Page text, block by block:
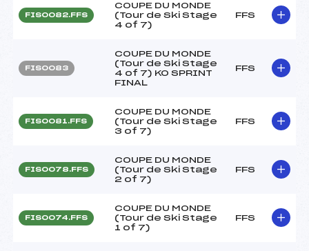
FIS0082.FFS
COUPE DU MONDE
(Tour de Ski Stage
4 of 7)
FFS
FIS0083
COUPE DU MONDE
(Tour de Ski Stage
4 of 7) KO SPRINT
FINAL
FFS
FIS0081.FFS
COUPE DU MONDE
(Tour de Ski Stage
3 of 7)
FFS
FIS0078.FFS
COUPE DU MONDE
(Tour de Ski Stage
2 of 7)
FFS
FIS0074.FFS
COUPE DU MONDE
(Tour de Ski Stage
1 of 7)
FFS